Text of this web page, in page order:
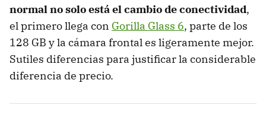
normal no solo está el cambio de conectividad,
el primero llega con Gorilla Glass 6, parte de los
128 GB y la cámara frontal es ligeramente mejor.
Sutiles diferencias para justificar la considerable
diferencia de precio.